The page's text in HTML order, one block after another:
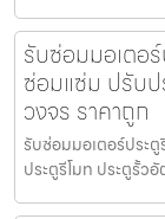
รับซ่อมมอเตอ
ซ่อมแซ่ม ปรับป
วงจร ราคาถูก
รับซ่อมมอเตอร์ประ
ประตูรีโมท ประตูรั้ว